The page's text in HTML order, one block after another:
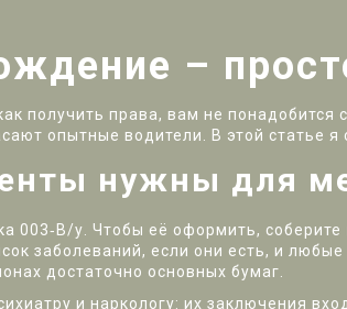
–
получить права, вам не
опытные водители. В этой статье
нужны для
003‑В/у. Чтобы её оформить, соберите
заболеваний, если они есть, и
достаточно основных бумаг.
и наркологу: их заключения